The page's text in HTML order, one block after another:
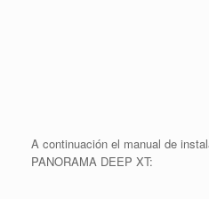
A continuación el manual de
PANORAMA DEEP XT: